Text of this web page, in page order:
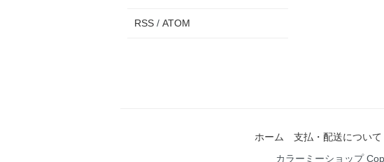
RSS / ATOM
ホーム 支払・配送について
カラーミーショップ